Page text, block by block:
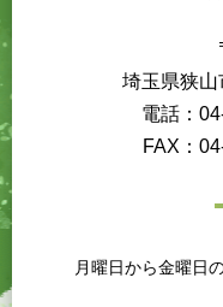
埼玉県狭
電話：
FAX：
月曜日から金曜日